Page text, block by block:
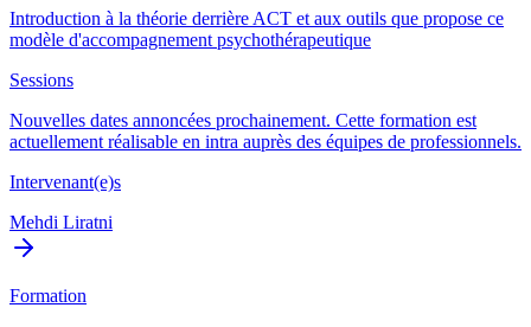
Introduction à la théorie derrière ACT et aux outils que propose ce
modèle d'accompagnement psychothérapeutique
Sessions
Nouvelles dates annoncées prochainement. Cette formation est
actuellement réalisable en intra auprès des équipes de professionnels.
Intervenant(e)s
Mehdi Liratni
Formation